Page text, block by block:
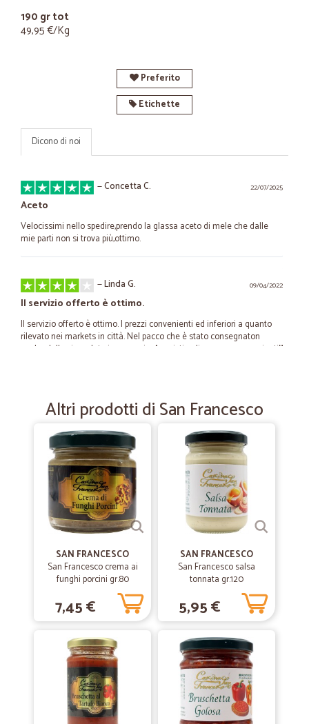
190 gr tot
49,95 €/Kg
Preferito
Etichette
Dicono di noi
22/07/2025
—Concetta C.
Aceto
Velocissimi nello spedire,prendo la glassa aceto di mele che dalle
mie parti non si trova più,ottimo.
09/04/2022
—Linda G.
Il servizio offerto è ottimo.
Il servizio offerto è ottimo. I prezzi convenienti ed inferiori a quanto
rilevato nei markets in città. Nel pacco che è stato consegnaton
anche della cioccolata in omaggio. Acquisti online super convenienti!!!
Ottimo
Ottimo ,con spedizione veloce
—Trustpilot
Prodotti buono ha consegnato scatole…
Prodotti buono ha consegnato scatole rotte con l’aggiunta del nastro
del trasportatore sopra quello di cicalia Ho già contattato il call
compro da loro perché consegnano in tutta Italia e i prodotti sono
20/09/2020
Cesare G.
guanti da cucina
il materiale consegnato é stato conforme a quanto ordinato.
spedizione veloce e corretta
10/03/2020
—Silvia B.
Altri prodotti di San Francesco
SAN FRANCESCO
San Francesco crema ai
funghi porcini gr.80
7,45 €
SAN FRANCESCO
San Francesco salsa
tonnata gr.120
5,95 €